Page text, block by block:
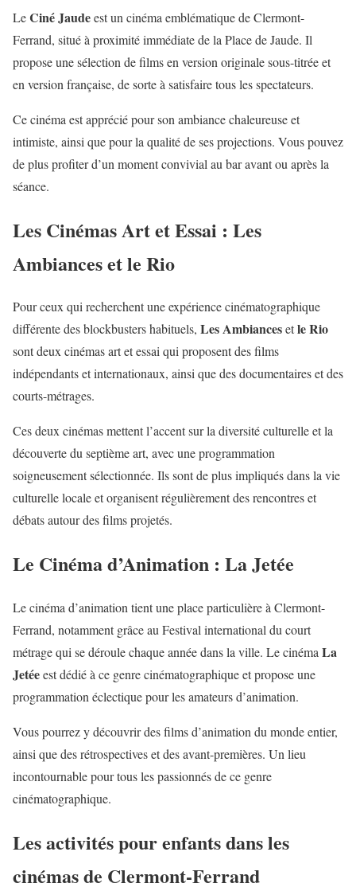
LeCiné Jaudeest un cinéma emblématique de Clermont-
Ferrand, situé à proximité immédiate de la Place de Jaude. Il
propose une sélection de films en version originale sous-titrée et
en version française, de sorte à satisfaire tous les spectateurs.
Ce cinéma est apprécié pour son ambiance chaleureuse et
intimiste, ainsi que pour la qualité de ses projections. Vous pouvez
de plus profiter d’un moment convivial au bar avant ou après la
séance.
Les Cinémas Art et Essai : Les
Ambiances et le Rio
Pour ceux qui recherchent une expérience cinématographique
différente des blockbusters habituels, Les Ambiancesetle Rio
sont deux cinémas art et essai qui proposent des films
indépendants et internationaux, ainsi que des documentaires et des
courts-métrages.
Ces deux cinémas mettent l’accent sur la diversité culturelle et la
découverte du septième art, avec une programmation
soigneusement sélectionnée. Ils sont de plus impliqués dans la vie
culturelle locale et organisent régulièrement des rencontres et
débats autour des films projetés.
Le Cinéma d’Animation : La Jetée
Le cinéma d’animation tient une place particulière à Clermont-
Ferrand, notamment grâce au Festival international du court
métrage qui se déroule chaque année dans la ville. Le cinémaLa
Jetéeest dédié à ce genre cinématographique et propose une
programmation éclectique pour les amateurs d’animation.
Vous pourrez y découvrir des films d’animation du monde entier,
ainsi que des rétrospectives et des avant-premières. Un lieu
incontournable pour tous les passionnés de ce genre
cinématographique.
Les activités pour enfants dans les
cinémas de Clermont-Ferrand